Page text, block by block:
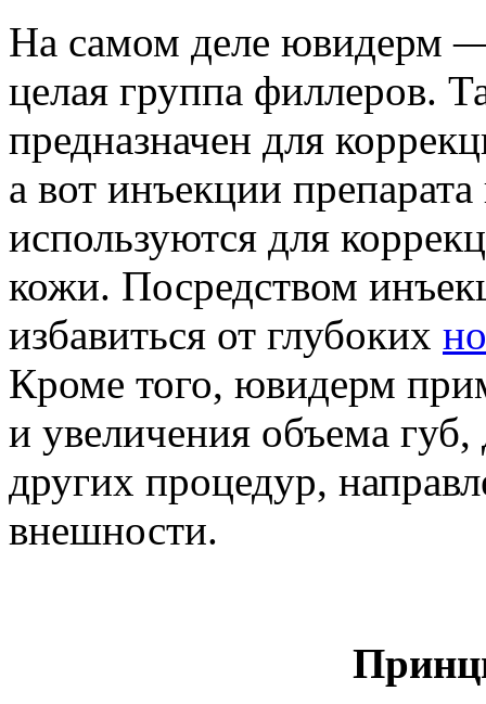
На самом деле ювидерм
целая группа филлеров.
предназначен для
а вот инъекции
используются для
кожи. Посредством
избавиться от глубоких
Кроме того, ювидерм
и увеличения объема
других процедур,
внешности.